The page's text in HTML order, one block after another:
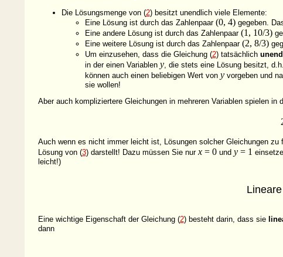
Die Lösungsmenge von (2) besitzt unendlich viele Elemente:
Eine Lösung ist durch das Zahlenpaar (0, 4)gegeben.
Eine andere Lösung ist durch das Zahlenpaar (1, 10/3)
Eine weitere Lösung ist durch das Zahlenpaar (2, 8/3)
Um einzusehen, dass die Gleichung (2) tatsächlich
in der einen Variablen y, die stets eine Lösung besitzt,
können auch einen beliebigen Wert von yvorgeben und
sie wollen!
Aber auch kompliziertere Gleichungen in mehreren Variablen spielen
Auch wenn es nicht immer leicht ist, Lösungen solcher Gleichungen zu
Lösung von (3) darstellt! Dazu müssen Sie nurx= 0und y= 1
leicht!)
Eine wichtige Eigenschaft der Gleichung (2) besteht darin, dass sie
dann